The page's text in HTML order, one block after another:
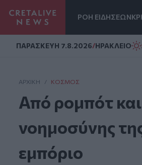
ΡΟΗ ΕΙΔΗΣΕΩΝ
ΠΑΡΑΣΚΕΥΗ 7.8.2026/ΗΡΑΚΛΕΙΟ
ΑΡΧΙΚΗ / ΚΌΣΜΟΣ
Από ρομπότ
νοημοσύνης
εμπόριο